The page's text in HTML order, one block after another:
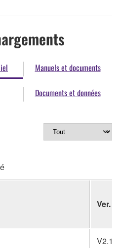
Manuels et documents
Documents et données
Ver.
V2.1.3